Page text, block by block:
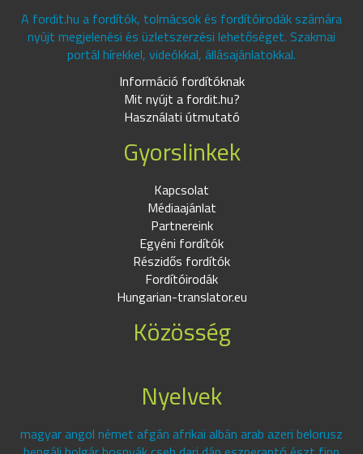
A fordit.hu a fordítók, tolmácsok és fordítóirodák számára
nyújt megjelenési és üzletszerzési lehetőséget. Szakmai
portál hírekkel, videókkal, állásajánlatokkal.
Információ fordítóknak
Mit nyújt a fordit.hu?
Használati útmutató
Gyorslinkek
Kapcsolat
Médiaajánlat
Partnereink
Egyéni fordítók
Részidős fordítók
Fordítóirodák
Hungarian-translator.eu
Közösség
Nyelvek
magyar angol német afgán afrikai albán arab azeri belorusz